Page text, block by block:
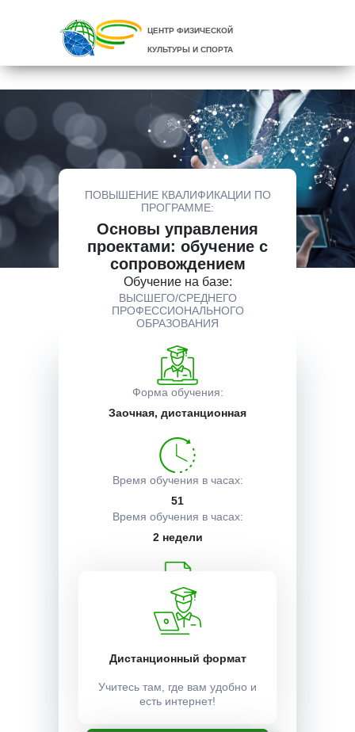
ЦЕНТР ФИЗИЧЕСКОЙ
КУЛЬТУРЫ И СПОРТА
ПОВЫШЕНИЕ КВАЛИФИКАЦИИ ПО
ПРОГРАММЕ:
Основы управления
проектами: обучение с
сопровождением
Обучение на базе:
ВЫСШЕГО/СРЕДНЕГО
ПРОФЕССИОНАЛЬНОГО
ОБРАЗОВАНИЯ
Форма обучения:
Заочная, дистанционная
Время обучения в часах:
51
Время обучения в часах:
2 недели
Учебный план:
Получить
Стоимость:
85000 ₽
Описание курса
Получаемые документы
Условия поступления
Дистанционный формат
Учитесь там, где вам удобно и
есть интернет!